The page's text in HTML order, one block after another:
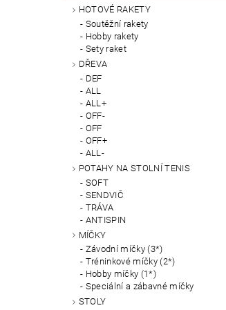
HOTOVÉ RAKETY
Soutěžní rakety
Hobby rakety
Sety raket
DŘEVA
DEF
ALL
ALL+
OFF-
OFF
OFF+
ALL-
POTAHY NA STOLNÍ TENIS
SOFT
SENDVIČ
TRÁVA
ANTISPIN
MÍČKY
Závodní míčky (3*)
Tréninkové míčky (2*)
Hobby míčky (1*)
Speciální a zábavné míčky
STOLY